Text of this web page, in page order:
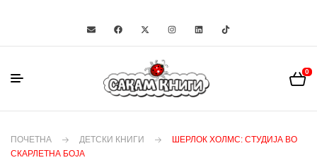
0
ПОЧЕТНА ДЕТСКИ КНИГИ
ШЕРЛОК ХОЛМС: СТУДИЈА ВО
СКАРЛЕТНА БОЈА